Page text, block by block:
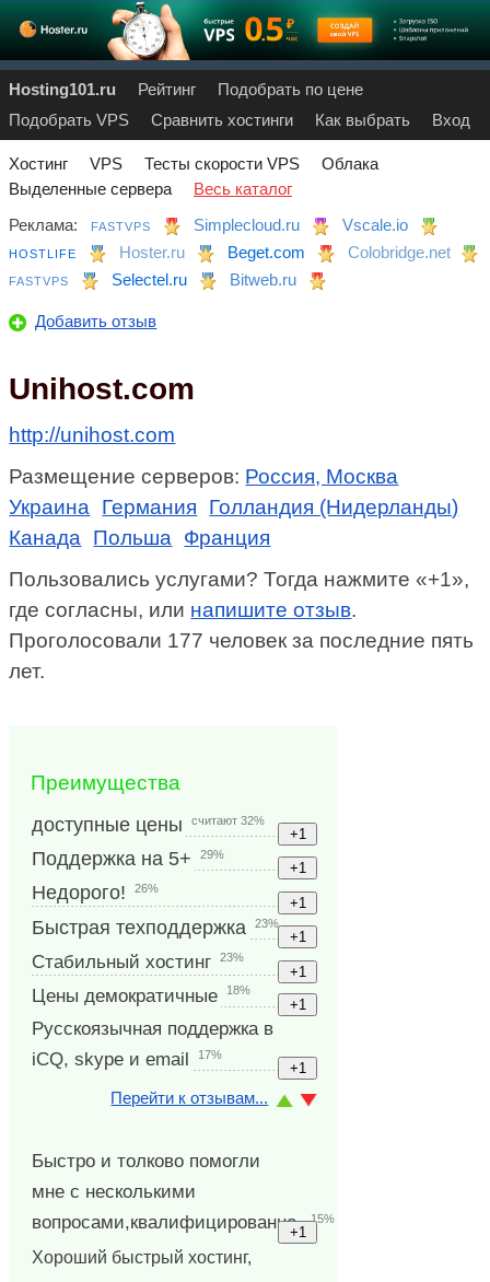
Hosting101.ru Рейтинг
Подобрать по цене
Подобрать VPS
Сравнить хостинги Как выбрать Вход
Хостинг VPS Тесты скорости VPS
Облака
Выделенные сервера
Весь каталог
Реклама:
FASTVPS Simplecloud.ru Vscale.io
HOSTLIFE Hoster.ru Beget.com Colobridge.net
FASTVPS Selectel.ru Bitweb.ru
Добавить отзыв
Unihost.com
http://unihost.com
Размещение серверов: Россия, Москва
Украина Германия
Голландия (Нидерланды)
Канада Польша Франция
Пользовались услугами? Тогда нажмите «+1»,
где согласны, или напишите отзыв.
Проголосовали 177 человек за последние пять
лет.
Преимущества
доступные цены считают 32%
Поддержка на 5+ 29%
Недорого! 26%
Быстрая техподдержка 23%
Стабильный хостинг 23%
Цены демократичные 18%
Русскоязычная поддержка в
iCQ, skype и email
17%
Перейти к отзывам...
Быстро и толково помогли
мне с несколькими
вопросами,квалифицированно.
15%
Хороший быстрый хостинг,